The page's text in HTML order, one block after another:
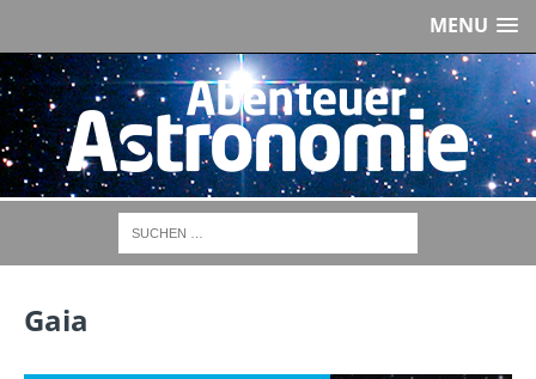
MENU
Gaia